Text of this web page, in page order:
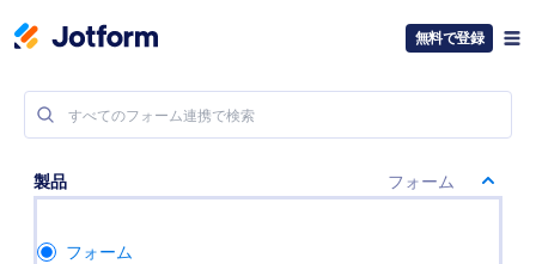
無料で登録
製品 フォーム
フォーム